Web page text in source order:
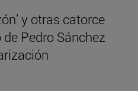
y otras catorce
Pedro Sánchez